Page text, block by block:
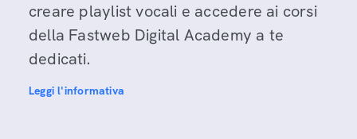
creare playlist vocali e accedere ai corsi
della Fastweb Digital Academy a te
dedicati.
Leggi l'informativa